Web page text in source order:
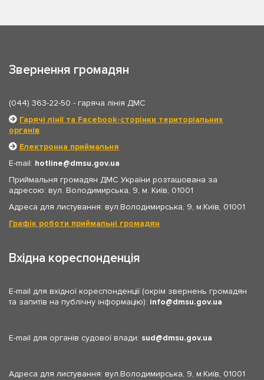
Звернення громадян
(044) 363-22-50 - гаряча лінія ДМС
Гарячі лінії та Facebook-сторінки територіальних
органів
Електронна приймальня
E-mail: hotline
dmsu.gov.ua
Приймальня громадян ДМС України розташована за
адресою: вул. Володимирська, 9, м. Київ, 01001
Адреса для листування: вул.Володимирська, 9, м.Київ, 01001
Графік роботи приймальні громадян
Вхідна кореспонденція
E-mail для вхідної кореспонденції (окрім звернень громадян
та запитів на публічну інформацію): info dmsu.gov.ua
E-mail для органів судової влади: sud dmsu.gov.ua
Адреса для листування: вул.Володимирська, 9, м.Київ, 01001